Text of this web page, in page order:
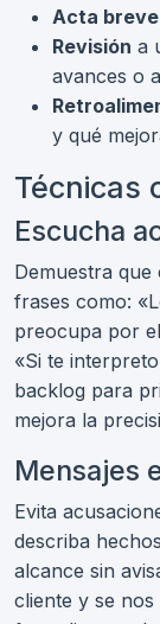
Acta breve
Revisión a
avances o
y qué
Técnicas
Escucha
Demuestra
frases como:
preocupa por
«Si te
backlog para
mejora la
Mensajes
Evita
describa
alcance sin
cliente y se